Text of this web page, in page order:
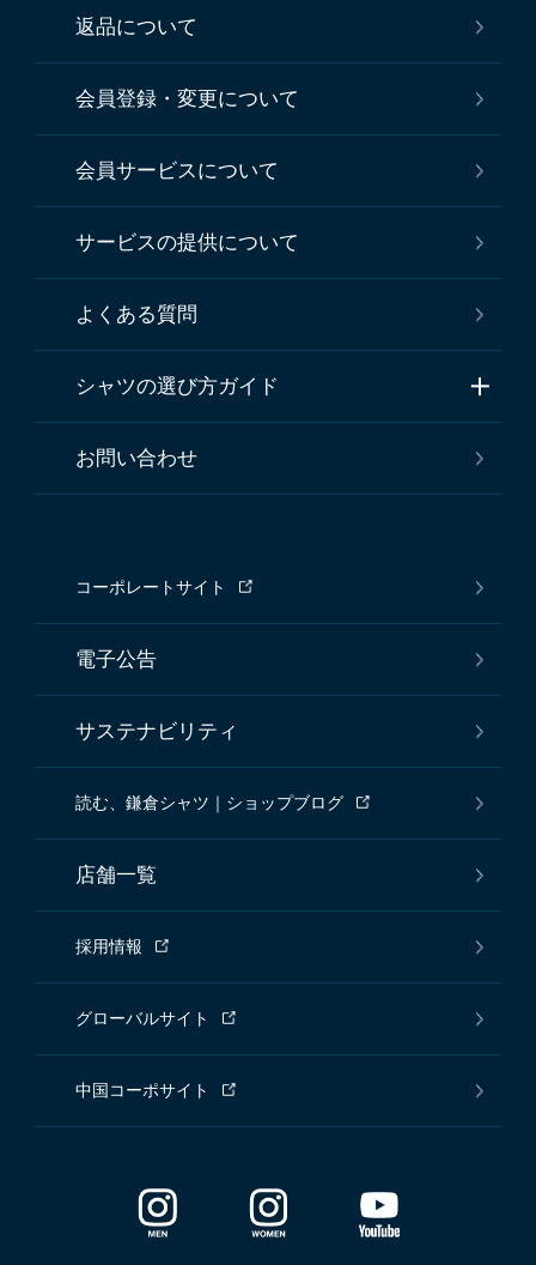
返品について
会員登録・変更について
会員サービスについて
サービスの提供について
よくある質問
シャツの選び方ガイド
お問い合わせ
コーポレートサイト
電子公告
サステナビリティ
読む、鎌倉シャツ｜ショップブログ
店舗一覧
採用情報
グローバルサイト
中国コーポサイト